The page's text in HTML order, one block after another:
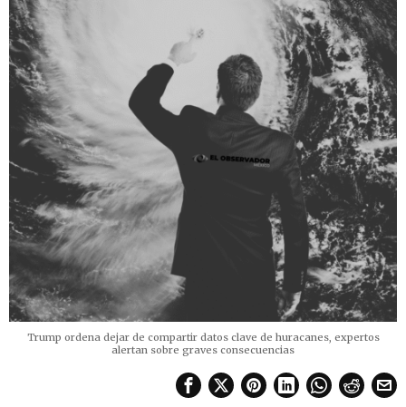
Trump ordena dejar de compartir datos clave de huracanes, expertos
alertan sobre graves consecuencias